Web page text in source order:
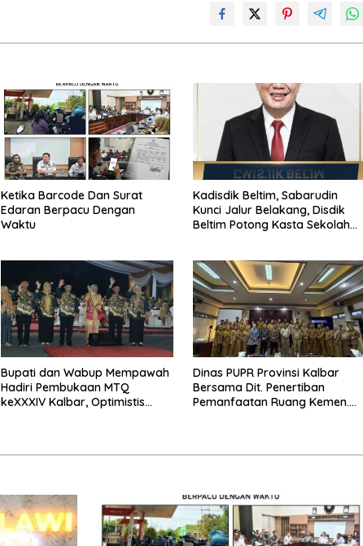
Ketika Barcode Dan Surat
Edaran Berpacu Dengan
Waktu
Kadisdik Beltim, Sabarudin
Kunci Jalur Belakang, Disdik
Beltim Potong Kasta Sekolah
Bupati dan Wabup Mempawah
Hadiri Pembukaan MTQ
keXXXIV Kalbar, Optimistis
Dinas PUPR Provinsi Kalbar
Bersama Dit. Penertiban
Pemanfaatan Ruang Kemen.